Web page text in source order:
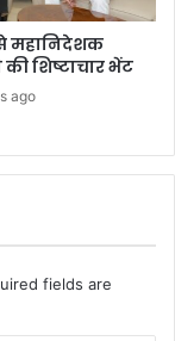
महानिदेशक
शिष्टाचार भेंट
ago
fields are